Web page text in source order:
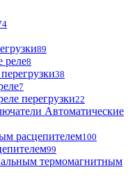
89
реле8
38
7
перегрузки22
Автоматические
расцепителем100
99
термомагнитным